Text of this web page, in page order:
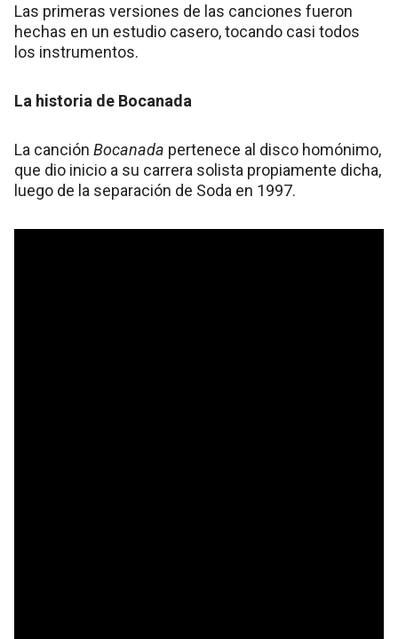
Las primeras versiones de las canciones fueron
hechas en un estudio casero, tocando casi todos
los instrumentos.
La historia de Bocanada
La canción Bocanada pertenece al disco homónimo,
que dio inicio a su carrera solista propiamente dicha,
luego de la separación de Soda en 1997.